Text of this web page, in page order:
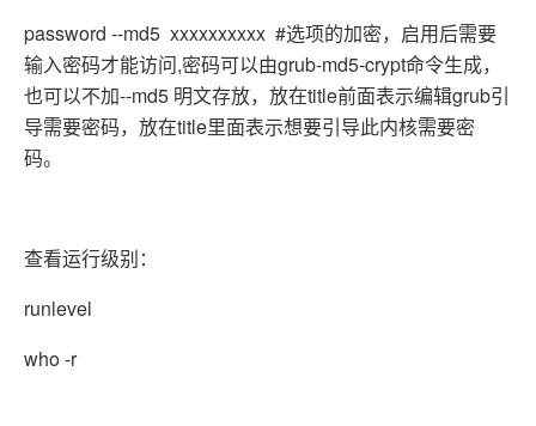
password --md5 xxxxxxxxxx #选项的加密，启用后需要
输入密码才能访问,密码可以由grub-md5-crypt命令生成，
也可以不加--md5 明文存放，放在title前面表示编辑grub引
导需要密码，放在title里面表示想要引导此内核需要密
码。
查看运行级别：
runlevel
who -r